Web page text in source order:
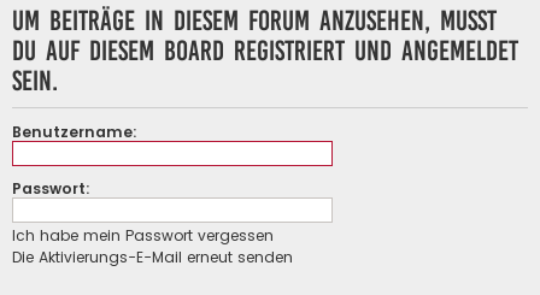
Um Beiträge in diesem Forum anzusehen, musst
du auf diesem Board registriert und angemeldet
sein.
Benutzername:
Passwort:
Ich habe mein Passwort vergessen
Die Aktivierungs-E-Mail erneut senden